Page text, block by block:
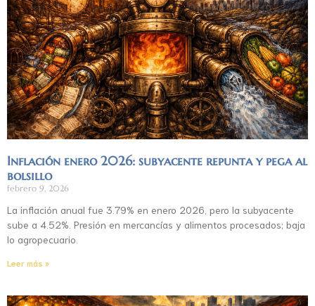
Inflación enero 2026: subyacente repunta y pega al
bolsillo
febrero 9, 2026
La inflación anual fue 3.79% en enero 2026, pero la subyacente
sube a 4.52%. Presión en mercancías y alimentos procesados; baja
lo agropecuario.
Leer más »